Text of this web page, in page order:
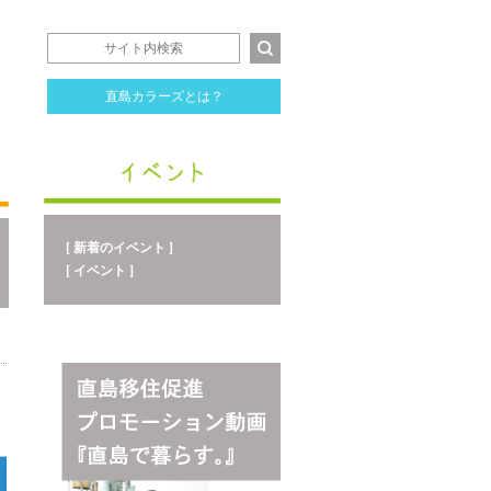
直島カラーズとは？
[ 新着のイベント ]
[ イベント ]